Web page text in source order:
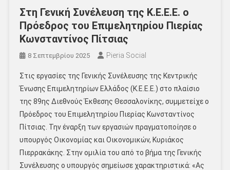
Στη Γενική Συνέλευση της Κ.Ε.Ε.Ε. ο
Πρόεδρος του Επιμελητηρίου Πιερίας
Κωνσταντίνος Πίτσιας
8 Σεπτεμβρίου 2025 Pieria Social
Στις εργασίες της Γενικής Συνέλευσης της Κεντρικής
Ένωσης Επιμελητηρίων Ελλάδος (Κ.Ε.Ε.Ε.) στο πλαίσιο
της 89ης Διεθνούς Έκθεσης Θεσσαλονίκης, συμμετείχε ο
Πρόεδρος του Επιμελητηρίου Πιερίας Κωνσταντίνος
Πίτσιας. Την έναρξη των εργασιών πραγματοποίησε ο
υπουργός Οικονομίας και Οικονομικών, Κυριάκος
Πιερρακάκης. Στην ομιλία του από το βήμα της Γενικής
Συνέλευσης ο υπουργός σημείωσε χαρακτηριστικά: «Ας